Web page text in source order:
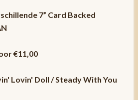
7” Card Backed
€11,00
Lovin' Doll / Steady With You